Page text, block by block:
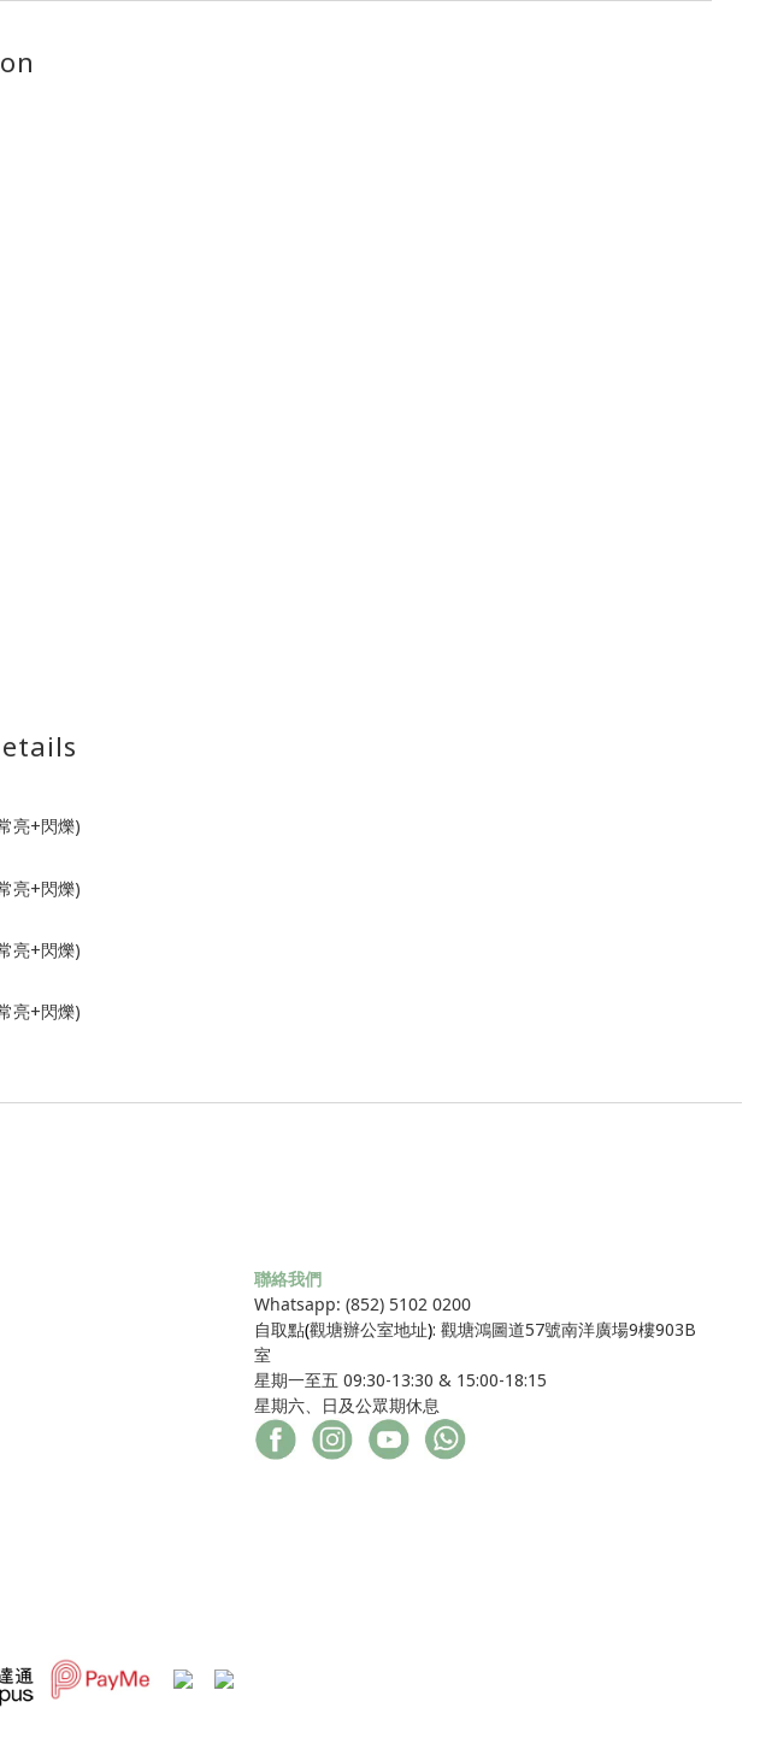
聯絡我們
Whatsapp: (852) 5102 0200
自取點(觀塘辦公室地址): 觀塘鴻圖道57號南洋廣場9樓903B
室
星期一至五 09:30-13:30 & 15:00-18:15
星期六、日及公眾期休息